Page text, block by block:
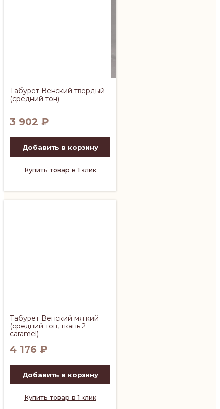
Табурет Венский твердый
(средний тон)
3 902 ₽
Добавить в корзину
Купить товар в 1 клик
Табурет Венский мягкий
(средний тон, ткань 2
caramel)
4 176 ₽
Добавить в корзину
Купить товар в 1 клик